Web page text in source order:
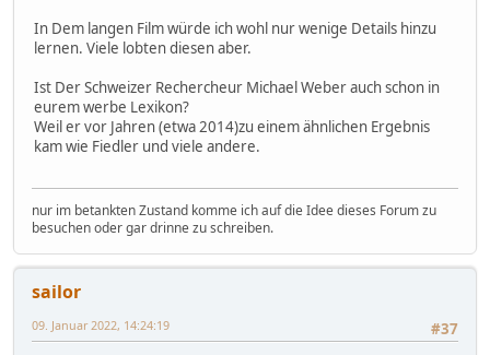
In Dem langen Film würde ich wohl nur wenige Details hinzu
lernen. Viele lobten diesen aber.
Ist Der Schweizer Rechercheur Michael Weber auch schon in
eurem werbe Lexikon?
Weil er vor Jahren (etwa 2014)zu einem ähnlichen Ergebnis
kam wie Fiedler und viele andere.
nur im betankten Zustand komme ich auf die Idee dieses Forum zu
besuchen oder gar drinne zu schreiben.
sailor
#37
09. Januar 2022, 14:24:19